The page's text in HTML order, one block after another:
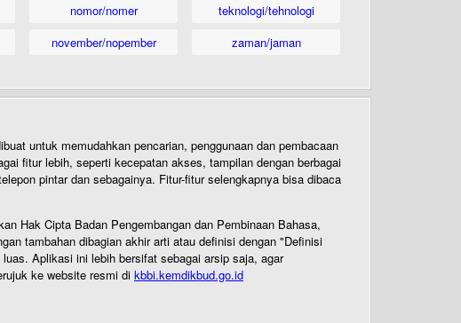
nomor/nomer
november/nopember
teknologi/tehnologi
zaman/jaman
untuk memudahkan pencarian, penggunaan dan pembacaan
fitur lebih, seperti kecepatan akses, tampilan dengan berbagai
pintar dan sebagainya. Fitur-fitur selengkapnya bisa dibaca
Hak Cipta Badan Pengembangan dan Pembinaan Bahasa,
tambahan dibagian akhir arti atau definisi dengan "Definisi
Aplikasi ini lebih bersifat sebagai arsip saja, agar
ke website resmi di kbbi.kemdikbud.go.id